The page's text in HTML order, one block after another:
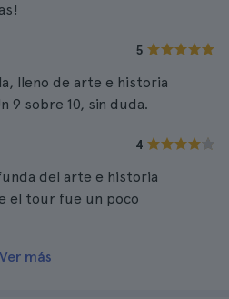
5
lleno de arte e historia
9 sobre 10, sin duda.
4
del arte e historia
el tour fue un poco
Ver más